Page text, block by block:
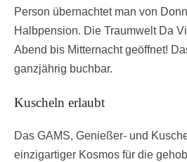
Person übernachtet man von
Halbpension. Die Traumwelt Da
Abend bis Mitternacht geöffnet!
ganzjährig buchbar.
Kuscheln erlaubt
Das GAMS, Genießer- und
einzigartiger Kosmos für die